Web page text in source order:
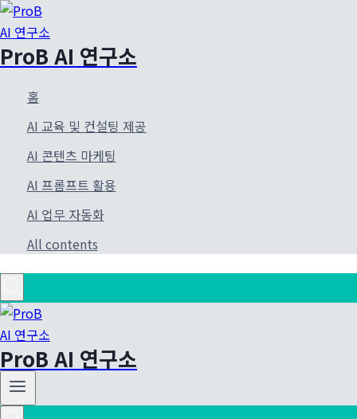
Skip
to
content
ProB AI 연구소
홈
AI 교육 및 컨설팅 제공
AI 콘텐츠 마케팅
AI 프롬프트 활용
AI 업무 자동화
All contents
ProB AI 연구소